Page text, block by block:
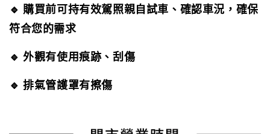
🔹 購買前可持有效駕照親自試車、確認車況，確保
符合您的需求
🔹 外觀有使用痕跡、刮傷
🔹 排氣管護罩有擦傷